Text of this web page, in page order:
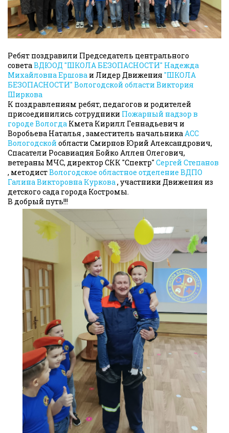
Ребят поздравили Председатель центрального
советаВДЮОД "ШКОЛА БЕЗОПАСНОСТИ" Надежда
Михайловна Ершова и Лидер Движения "ШКОЛА
БЕЗОПАСНОСТИ" Вологодской области Виктория
Ширкова
К поздравлениям ребят, педагогов и родителей
присоединились сотрудники Пожарный надзор в
городе Вологда Кмета Кирилл Геннадьевич и
Воробьева Наталья , заместитель начальникаАСС
Вологодской области Смирнов Юрий Александрович,
Спасатели Росавиация Бойко Аллен Олегович,
ветераны МЧС, директор СКК "Спектр" Сергей Степанов
, методистВологодское областное отделение ВДПО
Галина Викторовна Куркова, участники Движения из
детского сада города Костромы.
В добрый путь!!!